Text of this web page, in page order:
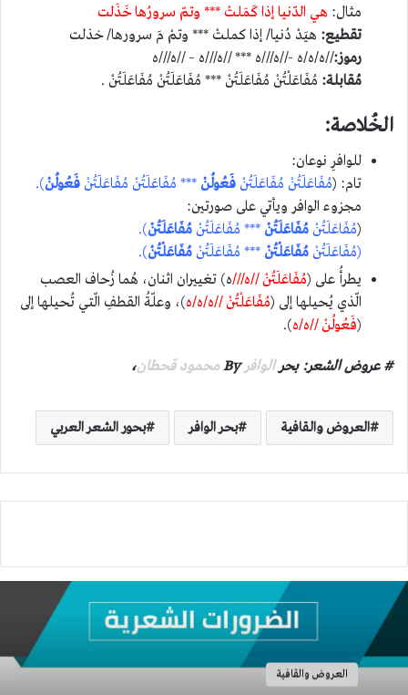
مثال: هي الدّنيا إذا كَمَلتْ *** وتمّ سرورُها خَذَلت
تقطيع: هيَدْ دُنيا/ إذا كملتْ *** وتمْ مَ سرورها/ خذلت
رموز://ه/ه/ه -//ه///ه *** //ه///ه – //ه///ه
مُقابلة: مُفَاعَلْتُنْ مُفَاعَلَتُنْ *** مُفَاعَلَتُنْ مُفَاعَلَتُنْ .
الخُلاصة:
للوافرِ نوعان:
تام: (مُفَاعَلَتُنْ مُفَاعَلَتُنْ فَعُولُنْ *** مُفَاعَلَتُنْ مُفَاعَلَتُنْ فَعُولُنْ).
مجزوء الوافر ويأتي على صورتين:
(مُفَاعَلَتُنْ مُفَاعَلَتُنْ *** مُفَاعَلَتُنْ مُفَاعَلَتُنْ).
(مُفَاعَلَتُنْ مُفَاعَلْتُنْ *** مُفَاعَلَتُنْ مُفَاعَلْتُنْ).
يطرأُ على (مُفَاعَلَتُنْ //ه///ه) تغييران اثنان، هُما زُحاف العصب
الّذي يُحيلها إلى (مُفَاعَلْتُنْ //ه/ه/ه)، وعلّةُ القطفِ الّتي تُحيلها إلى
(فَعُولُنْ //ه/ه).
# عروض الشعر: بحرالوافرBy محمود قحطان،
العروض والقافية بحر الوافر بحور الشعر العربي
العروض والقافية